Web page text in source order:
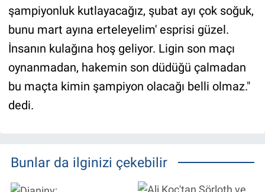
şampiyonluk kutlayacağız, şubat ayı çok soğuk,
bunu mart ayına erteleyelim' esprisi güzel.
İnsanın kulağına hoş geliyor. Ligin son maçı
oynanmadan, hakemin son düdüğü çalmadan
bu maçta kimin şampiyon olacağı belli olmaz."
dedi.
Bunlar da ilginizi çekebilir